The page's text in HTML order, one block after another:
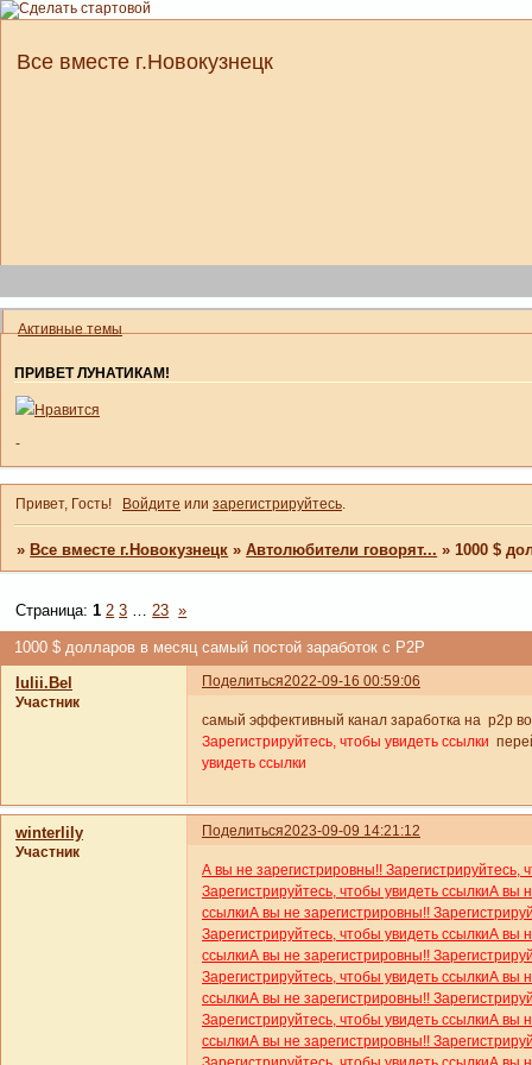
Все вместе г.Новокузнецк
Активные темы
ПРИВЕТ ЛУНАТИКАМ!
Нравится
-
Привет, Гость! Войдите или зарегистрируйтесь.
»Все вместе г.Новокузнецк »Автолюбители говорят... » 1000 $
1000 $ долларов в месяц самый постой заработок с P2P
Страница:1 2 3 … 23 »
Поделиться2022-09-16 00:59:06
Iulii.Bel
Участник
самый эффективный канал заработка на p2p
Зарегистрируйтесь, чтобы увидеть ссылки
увидеть ссылки
Поделиться2023-09-09 14:21:12
winterlily
Участник
А вы не зарегистрировны!! Зарегистрируйтесь,
Зарегистрируйтесь, чтобы увидеть ссылкиА вы
ссылкиА вы не зарегистрировны!!
Зарегистрируйтесь, чтобы увидеть ссылкиА вы
ссылкиА вы не зарегистрировны!!
Зарегистрируйтесь, чтобы увидеть ссылкиА вы
ссылкиА вы не зарегистрировны!!
Зарегистрируйтесь, чтобы увидеть ссылкиА вы
ссылкиА вы не зарегистрировны!!